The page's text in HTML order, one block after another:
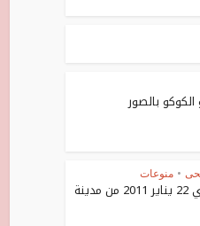
بالصور
• منوعات
شهيوات بلادي 22 يناير 2011 من مدينة